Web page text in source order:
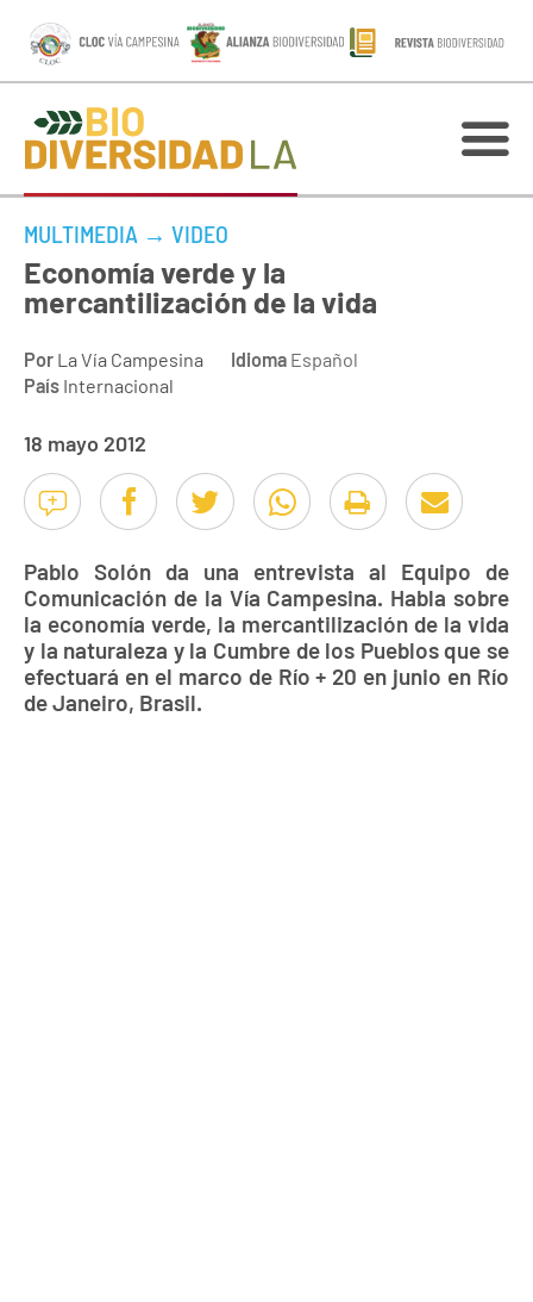
MULTIMEDIA → VIDEO
Economía verde y la
mercantilización de la vida
Por La Vía Campesina Idioma Español
País Internacional
18 mayo 2012
Pablo Solón da una entrevista al Equipo de
Comunicación de la Vía Campesina. Habla sobre
la economía verde, la mercantilización de la vida
y la naturaleza y la Cumbre de los Pueblos que se
efectuará en el marco de Río + 20 en junio en Río
de Janeiro, Brasil.